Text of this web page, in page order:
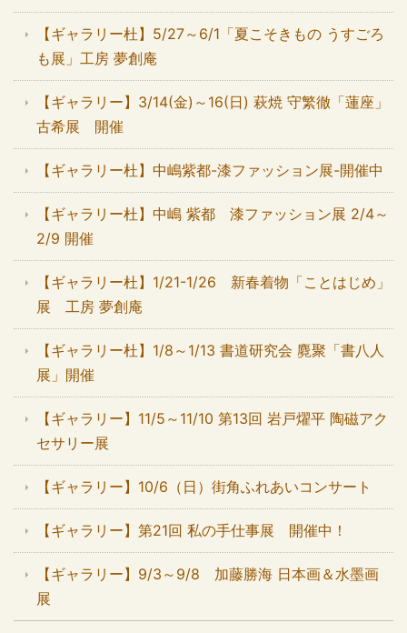
【ギャラリー杜】5/27～6/1「夏こそきもの うすごろ
も展」工房 夢創庵
【ギャラリー】3/14(金)～16(日) 萩焼 守繁徹「蓮座」
古希展 開催
【ギャラリー杜】中嶋紫都-漆ファッション展-開催中
【ギャラリー杜】中嶋 紫都 漆ファッション展 2/4～
2/9 開催
【ギャラリー杜】1/21-1/26 新春着物「ことはじめ」
展 工房 夢創庵
【ギャラリー杜】1/8～1/13 書道研究会 麑聚「書八人
展」開催
【ギャラリー】11/5～11/10 第13回 岩戸燿平 陶磁アク
セサリー展
【ギャラリー】10/6（日）街角ふれあいコンサート
【ギャラリー】第21回 私の手仕事展 開催中！
【ギャラリー】9/3～9/8 加藤勝海 日本画＆水墨画
展